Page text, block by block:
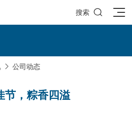
计
搜索 
 公司动态
节，粽香四溢